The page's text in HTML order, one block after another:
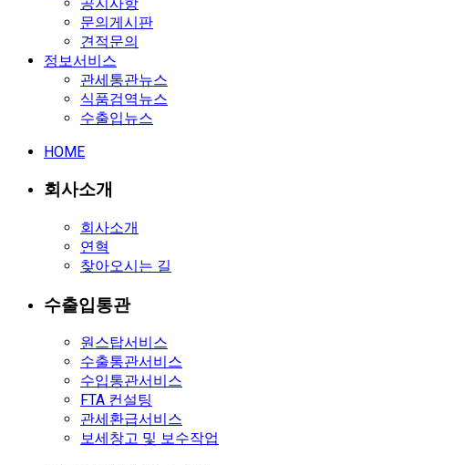
공지사항
문의게시판
견적문의
정보서비스
관세통관뉴스
식품검역뉴스
수출입뉴스
HOME
회사소개
회사소개
연혁
찾아오시는 길
수출입통관
원스탑서비스
수출통관서비스
수입통관서비스
FTA 컨설팅
관세환급서비스
보세창고 및 보수작업